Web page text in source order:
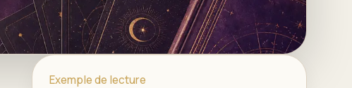
Exemple de lecture